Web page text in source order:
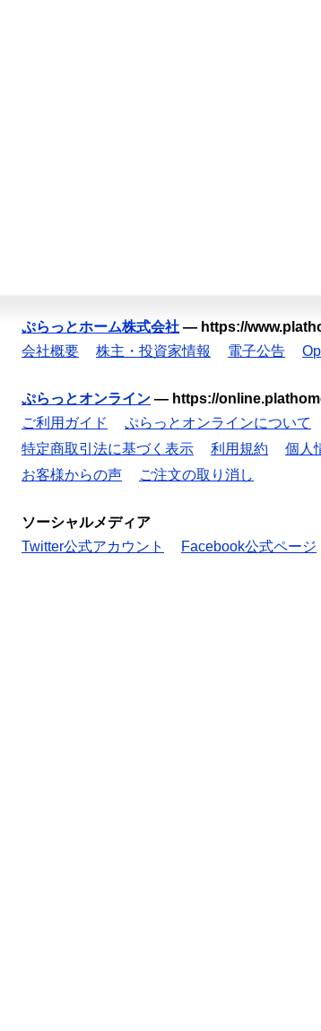
ぷらっとホーム株式会社 — https://
会社概要
株主・投資家情報 電子公告
ぷらっとオンライン — https://
ご利用ガイド
ぷらっとオンラインについて
特定商取引法に基づく表示
利用規約 個人
お客様からの声
ご注文の取り消し
ソーシャルメディア
Twitter公式アカウント
Facebook公式ページ